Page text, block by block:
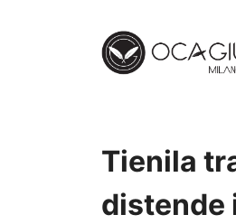
Tienila
distende